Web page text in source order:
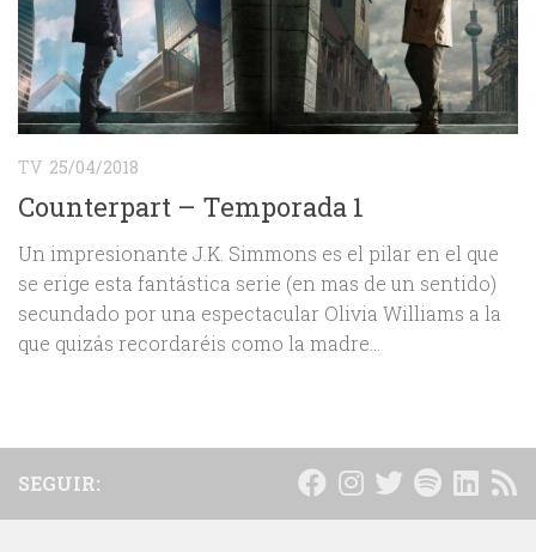
TV 25/04/2018
Counterpart – Temporada 1
Un impresionante J.K. Simmons es el pilar en el que
se erige esta fantástica serie (en mas de un sentido)
secundado por una espectacular Olivia Williams a la
que quizás recordaréis como la madre...
SEGUIR: